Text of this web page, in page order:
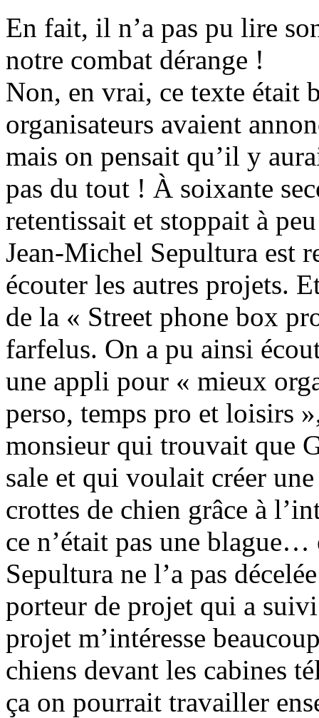
En fait, il n’a pas pu lire
notre combat dérange !
Non, en vrai, ce texte était
organisateurs avaient
mais on pensait qu’il y
pas du tout ! À soixante
retentissait et stoppait à
Jean-Michel Sepultura est
écouter les autres projets.
de la « Street phone box
farfelus. On a pu ainsi
une appli pour « mieux
perso, temps pro et loisirs
monsieur qui trouvait que
sale et qui voulait créer
crottes de chien grâce à
ce n’était pas une
Sepultura ne l’a pas
porteur de projet qui a
projet m’intéresse
chiens devant les cabines
ça on pourrait travailler